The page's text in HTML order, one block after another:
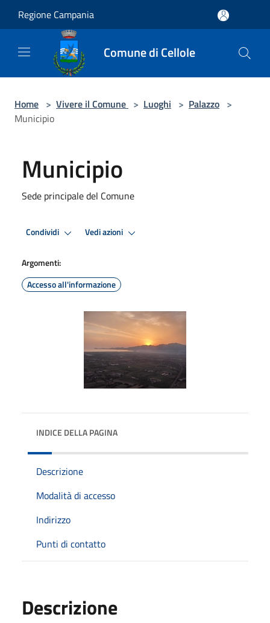
Regione Campania
Comune di Cellole
Home > Vivere il Comune > Luoghi > Palazzo >
Municipio
Municipio
Sede principale del Comune
Condividi Vedi azioni
Argomenti:
Accesso all'informazione
INDICE DELLA PAGINA
Descrizione
Modalità di accesso
Indirizzo
Punti di contatto
Descrizione